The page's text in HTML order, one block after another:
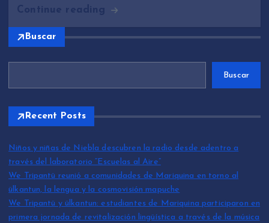
Continue reading
Buscar
Buscar
Recent Posts
Niños y niñas de Niebla descubren la radio desde adentro a
través del laboratorio “Escuelas al Aire”
We Tripantü reunió a comunidades de Mariquina en torno al
ülkantun, la lengua y la cosmovisión mapuche
We Tripantü y ülkantun: estudiantes de Mariquina participaron en
primera jornada de revitalización lingüística a través de la música